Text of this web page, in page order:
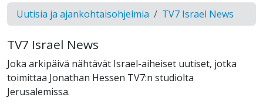
Uutisia ja ajankohtaisohjelmia TV7 Israel News
TV7 Israel News
Joka arkipäivä nähtävät Israel-aiheiset uutiset, jotka
toimittaa Jonathan Hessen TV7:n studiolta
Jerusalemissa.